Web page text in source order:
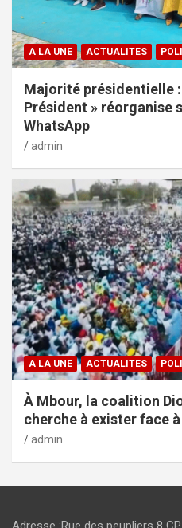
A LA UNE ACTUALITES
Majorité présidentielle
Président » réorganise
WhatsApp
admin
A LA UNE ACTUALITES
À Mbour, la coalition
cherche à exister face
admin